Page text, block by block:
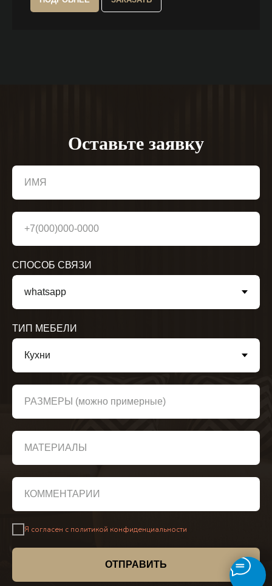
Оставьте заявку
ИМЯ
+7(000)000-0000
СПОСОБ СВЯЗИ
ТИП МЕБЕЛИ
РАЗМЕРЫ (можно примерные)
МАТЕРИАЛЫ
КОММЕНТАРИЙ
Я согласен с политикой конфиденциальности
ОТПРАВИТЬ